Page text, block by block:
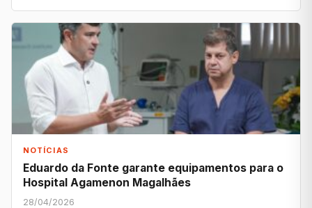
NOTÍCIAS
Eduardo da Fonte garante equipamentos para o
Hospital Agamenon Magalhães
28/04/2026